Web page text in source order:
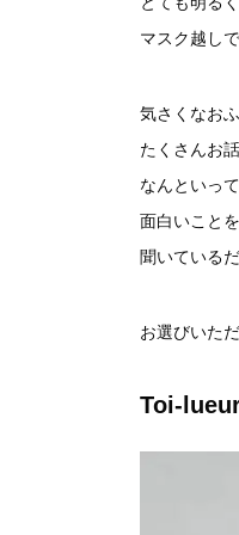
マスク越し
気さくなお
たくさんお
なんといっ
面白いこと
聞いている
お選びいた
Toi-